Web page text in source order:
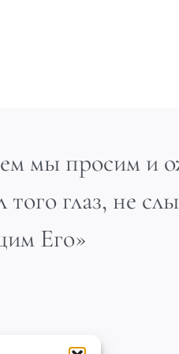
мы просим и
глаз, не
Его»